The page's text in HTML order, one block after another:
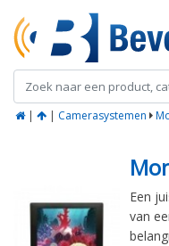
| | Camerasystemen
Een
van